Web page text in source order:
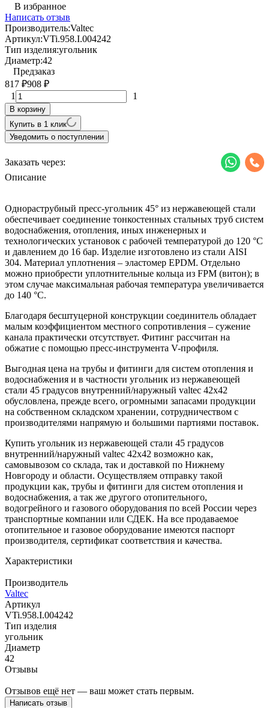
В избранное
Написать отзыв
Производитель:Valtec
Артикул:VTi.958.I.004242
Тип изделия:угольник
Диаметр:42
Предзаказ
817 ₽908 ₽
1 1
В корзину
Купить в 1 клик
Уведомить о поступлении
Заказать через:
Описание
Однораструбный пресс-угольник 45° из нержавеющей стали
обеспечивает соединение тонкостенных стальных труб систем
водоснабжения, отопления, иных инженерных и
технологических установок с рабочей температурой до 120 °С
и давлением до 16 бар. Изделие изготовлено из стали AISI
304. Материал уплотнения – эластомер EPDM. Отдельно
можно приобрести уплотнительные кольца из FPM (витон); в
этом случае максимальная рабочая температура увеличивается
до 140 °С.
Благодаря бесштуцерной конструкции соединитель обладает
малым коэффициентом местного сопротивления – сужение
канала практически отсутствует. Фитинг рассчитан на
обжатие с помощью пресс-инструмента V-профиля.
Выгодная цена на трубы и фитинги для систем отопления и
водоснабжения и в частности угольник из нержавеющей
стали 45 градусов внутренний/наружный valtec 42х42
обусловлена, прежде всего, огромными запасами продукции
на собственном складском хранении, сотрудничеством с
производителями напрямую и большими партиями поставок.
Купить угольник из нержавеющей стали 45 градусов
внутренний/наружный valtec 42х42 возможно как,
самовывозом со склада, так и доставкой по Нижнему
Новгороду и области. Осуществляем отправку такой
продукции как, трубы и фитинги для систем отопления и
водоснабжения, а так же другого отопительного,
водогрейного и газового оборудования по всей России через
транспортные компании или СДЕК. На все продаваемое
отопительное и газовое оборудование имеются паспорт
производителя, сертификат соответствия и качества.
Характеристики
Производитель
Valtec
Артикул
VTi.958.I.004242
Тип изделия
угольник
Диаметр
42
Отзывы
Отзывов ещё нет — ваш может стать первым.
Написать отзыв